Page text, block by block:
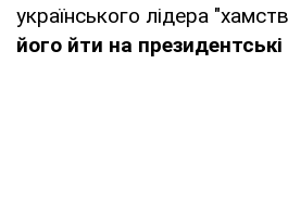
українського лідера
його йти на